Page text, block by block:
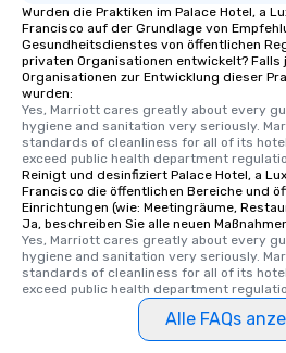
Wurden die Praktiken im Palace Hotel, a
Francisco auf der Grundlage von
Gesundheitsdienstes von öffentlichen
privaten Organisationen entwickelt? Falls
Organisationen zur Entwicklung dieser
wurden:
Yes, Marriott cares greatly about every
hygiene and sanitation very seriously.
standards of cleanliness for all of its
exceed public health department
Reinigt und desinfiziert Palace Hotel, a
Francisco die öffentlichen Bereiche und
Einrichtungen (wie: Meetingräume,
Ja, beschreiben Sie alle neuen
Yes, Marriott cares greatly about every
hygiene and sanitation very seriously.
standards of cleanliness for all of its
exceed public health department
Alle FAQs